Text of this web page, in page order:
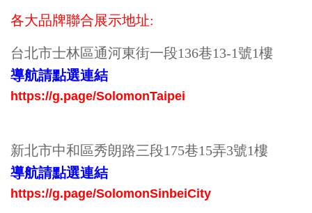
各大品牌聯合展示地址:
台北市士林區通河東街一段136巷13-1號1樓
導航請點選連結
https://g.page/SolomonTaipei
新北市中和區秀朗路三段175巷15弄3號1樓
導航請點選連結
https://g.page/SolomonSinbeiCity